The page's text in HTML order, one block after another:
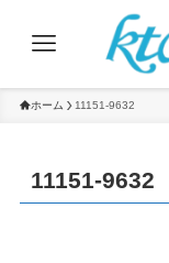
ホーム 11151-9632
11151-9632